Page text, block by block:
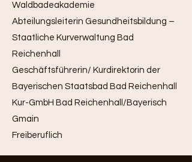
Waldbadeakademie
Abteilungsleiterin Gesundheitsbildung –
Staatliche Kurverwaltung Bad
Reichenhall
Geschäftsführerin/ Kurdirektorin der
Bayerischen Staatsbad Bad Reichenhall
Kur-GmbH Bad Reichenhall/Bayerisch
Gmain
Freiberuflich